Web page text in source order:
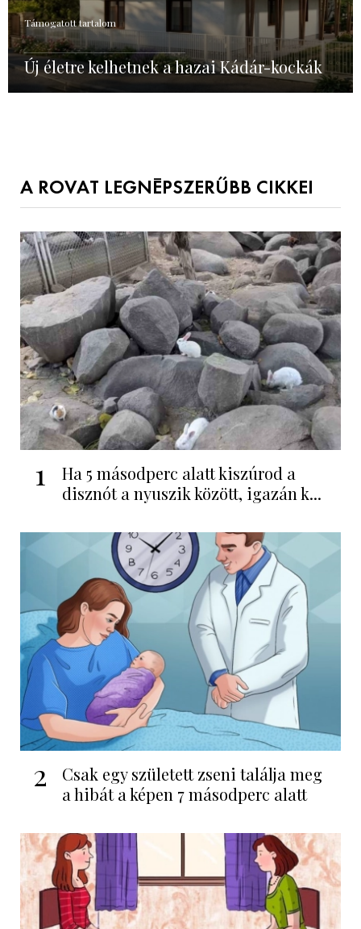
Támogatott tartalom
Új életre kelhetnek a hazai Kádár-kockák
A ROVAT LEGNÉPSZERŰBB CIKKEI
1
Ha 5 másodperc alatt kiszúrod a
disznót a nyuszik között, igazán k...
2
Csak egy született zseni találja meg
a hibát a képen 7 másodperc alatt